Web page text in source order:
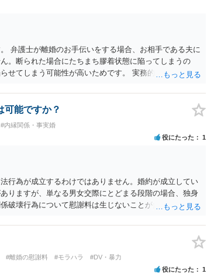
弁護士が離婚のお手伝いをする場合、お相手である夫に
。断られた場合にたちまち膠着状態に陥ってしまうの
せてしまう可能性が高いためです。 実務的には、ご相談
可能ですか？
#内縁関係・事実婚
役にたった 1
行為が成立するわけではありません。婚約が成立してい
りますが、単なる男女交際にとどまる段階の場合、独身
破壊行為について慰謝料は生じないことが多いと思われ
かったと割り切って、交際を終わらせるのがよいと思い
#離婚の慰謝料 #モラハラ #DV・暴力
役にたった 1